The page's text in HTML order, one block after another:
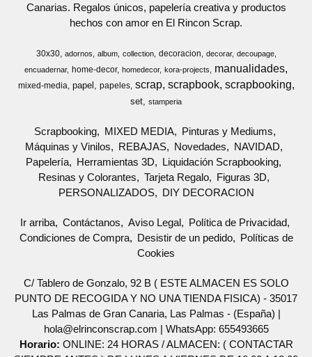
Canarias. Regalos únicos, papelería creativa y productos
hechos con amor en El Rincon Scrap.
30x30 adornos album collection decoracion decorar
decoupage
encuadernar
home-decor homedecor kora-projects manualidades
mixed-media papel papeles scrap scrapbook scrapbooking
set stamperia
Scrapbooking MIXED MEDIA
Pinturas y Mediums
Máquinas y Vinilos
REBAJAS Novedades
NAVIDAD
Papelería
Herramientas 3D
Liquidación Scrapbooking
Resinas y Colorantes
Tarjeta Regalo
Figuras 3D
PERSONALIZADOS
DIY DECORACION
Ir arriba Contáctanos Aviso Legal
Política de Privacidad
Condiciones de Compra
Desistir de un pedido
Políticas de
Cookies
C/ Tablero de Gonzalo, 92 B ( ESTE ALMACEN ES SOLO
PUNTO DE RECOGIDA Y NO UNA TIENDA FISICA) - 35017
Las Palmas de Gran Canaria, Las Palmas - (España) |
hola@elrinconscrap.com | WhatsApp: 655493665
Horario: ONLINE: 24 HORAS / ALMACEN: ( CONTACTAR